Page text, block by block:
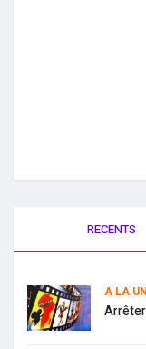
RECENTS
A LA